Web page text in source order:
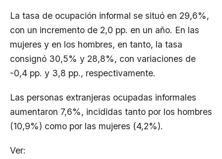
La tasa de ocupación informal se situó en 29,6%,
con un incremento de 2,0 pp. en un año. En las
mujeres y en los hombres, en tanto, la tasa
consignó 30,5% y 28,8%, con variaciones de
-0,4 pp. y 3,8 pp., respectivamente.
Las personas extranjeras ocupadas informales
aumentaron 7,6%, incididas tanto por los hombres
(10,9%) como por las mujeres (4,2%).
Ver: